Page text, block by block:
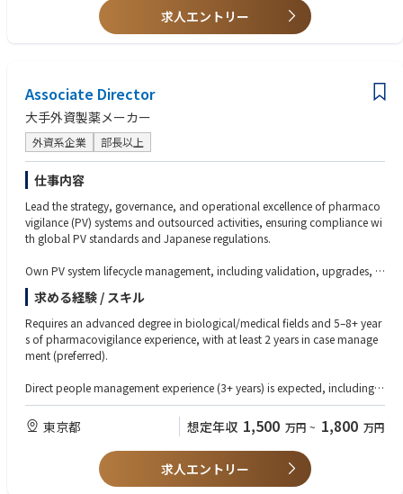
Scientific Platform
■Key Accountabilities of the Clinical Program Leader in Experimental Me
dicine Japan
■External Expert Engagement
・Map and prioritize External Experts (EEs) in the region, including:
Indication experts
Translational clinicians
Phase II trialists
・Build and maintain relationships to obtain scientific input and support
trial success.
・Facilitate scientific discussions to ensure regional expertise contributes t
o:
Emerging science and innovation relevant to TA Inflammation
Proof-of-Concept (PoC) study design, including endpoint selection
Biomarker strategy
■Regulatory and Organizational Requirements
Operates within the requirements of global Standard Operating Procedu
res (SOPs) and working instructions.
Complex due to:
・Matrix organization
・Direct multidisciplinary interaction
を解決していける方
・メンバーとの良好なコミュニケーションが図れ、リーダーシップをお持
求人エントリー
Associate Director
大手外資製薬メーカー
外資系企業 部長以上
仕事内容
Lead the strategy, governance, and operational excellence of pharmaco
vigilance (PV) systems and outsourced activities, ensuring compliance wi
th global PV standards and Japanese regulations.
Own PV system lifecycle management, including validation, upgrades, c
hange control, data integrity, inspection readiness, and technical owners
hip of safety data migration/transfer.
Manage PV vendors end-to-end—selection, onboarding, oversight, perfo
rmance monitoring (KPIs/SLAs), escalation handling, and outsourcing b
udget/resource planning.
Drive operational excellence by optimizing PV workflows using technolo
gy tools (e.g., AI/automation), ensuring timely and compliant ICSR repor
ting, and supporting audits/inspections with CAPA implementation.
Provide leadership for a team of system and vendor management profes
sionals, mentor and develop talent, and collaborate cross-functionally
求める経験 / スキル
Requires an advanced degree in biological/medical fields and 5–8+ year
s of pharmacovigilance experience, with at least 2 years in case manage
ment (preferred).
Direct people management experience (3+ years) is expected, including le
ading and developing a PV systems/vendor management team.
Strong hands-on knowledge of PV systems (e.g., safety databases/tools)
and vendor management capabilities are essential.
Must have in-depth understanding of PV regulations and guidelines (e.g.,
東京都 想定年収 1,500 万円 ~ 1,800 万円
求人エントリー